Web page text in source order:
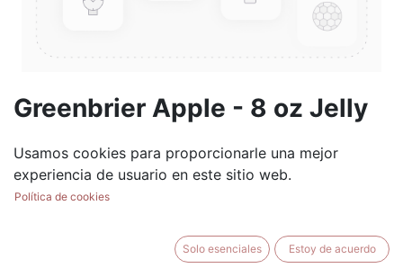
Greenbrier Apple - 8 oz Jelly
(0 reseña)
$8.99
Usamos cookies para proporcionarle una mejor
experiencia de usuario en este sitio web.
Política de cookies
Solo esenciales Estoy de acuerdo